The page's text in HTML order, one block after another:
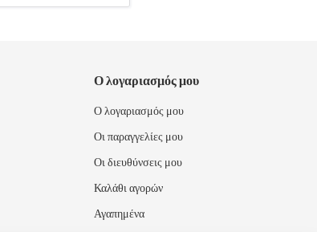
Ο λογαριασμός μου
Ο λογαριασμός μου
Οι παραγγελίες μου
Οι διευθύνσεις μου
Καλάθι αγορών
Αγαπημένα